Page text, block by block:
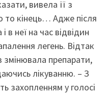
вивела її з
кінець… Адже після
в неї на час відвідин
легень. Відтак
змінювала препарати,
лікуванню. – З
захопленням у голосі